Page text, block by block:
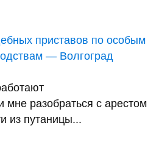
приставов по особым
— Волгоград
разобраться с арестом
из путаницы...